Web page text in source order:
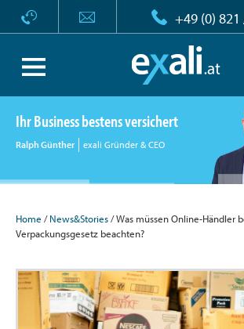
+49 (0)
Ihr Business bestens versichert
Ralph Günther exali Gründer & CEO
Home /News&Stories/ Was müssen Online-Händler
Verpackungsgesetz beachten?